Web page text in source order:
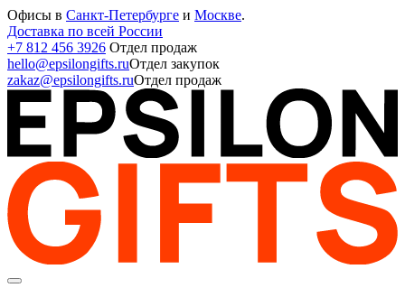
Офисы в Санкт-Петербурге и Москве.
Доставка по всей России
+7 812 456 3926 Отдел продаж
hello@epsilongifts.ruОтдел закупок
zakaz@epsilongifts.ruОтдел продаж